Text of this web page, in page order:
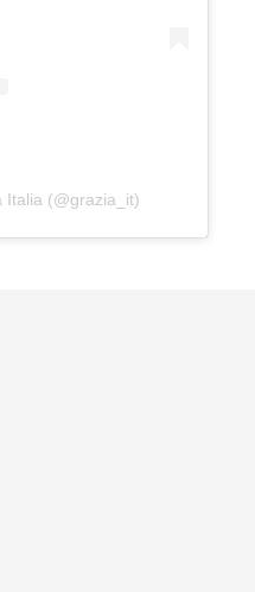
Italia (@grazia_it)